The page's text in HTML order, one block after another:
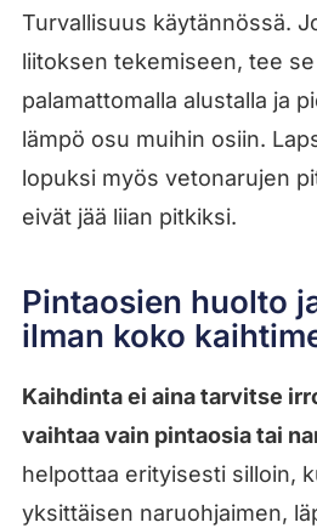
Turvallisuus käytännössä.
liitoksen tekemiseen, tee
palamattomalla alustalla ja
lämpö osu muihin osiin.
lopuksi myös vetonarujen
eivät jää liian pitkiksi.
Pintaosien huolto
ilman koko
Kaihdinta ei aina tarvitse
vaihtaa vain pintaosia tai
helpottaa erityisesti silloin,
yksittäisen naruohjaimen,